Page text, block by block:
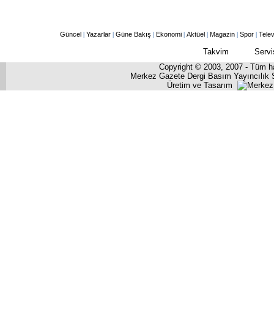
Güncel | Yazarlar | Güne Bakış | Ekonomi | Aktüel | Magazin | Spor |
Takvim
Copyright © 2003, 2007 - Tüm
Merkez Gazete Dergi Basım
Üretim ve Tasarım